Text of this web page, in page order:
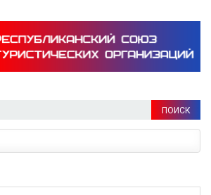
navigation